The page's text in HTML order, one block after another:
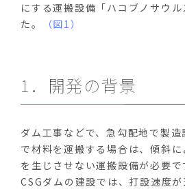
にする運搬設備「ハコブノサウ
た。
（図1）
1．開発の背景
ダム工事などで、急勾配地で製造
で材料を運搬する場合は、傾斜
を生じさせない運搬設備が必要
CSGダムの建設では、打設速度